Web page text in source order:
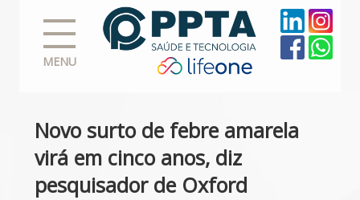
MENU
Novo surto de febre amarela
virá em cinco anos, diz
pesquisador de Oxford